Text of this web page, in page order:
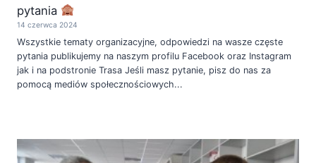
pytania
14 czerwca 2024
Wszystkie tematy organizacyjne, odpowiedzi na wasze częste
pytania publikujemy na naszym profilu Facebook oraz Instagram
jak i na podstronie Trasa Jeśli masz pytanie, pisz do nas za
pomocą mediów społecznościowych...